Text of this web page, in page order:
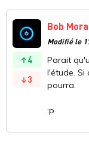
4
3
Bob
Modifié le
Parait
l'étude. Si
pourra.
:p